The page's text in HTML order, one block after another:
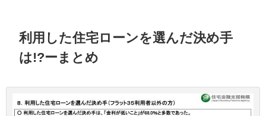
利用した住宅ローンを選んだ決め手
は!?ーまとめ